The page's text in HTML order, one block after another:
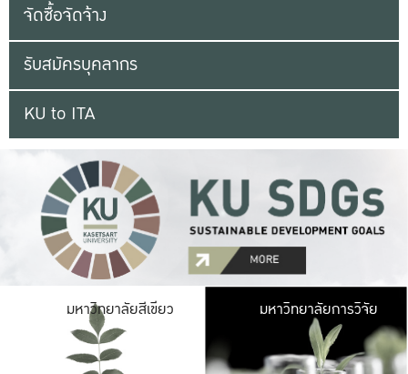
จัดซื้อจัดจ้าง
รับสมัครบุคลากร
KU to ITA
มหาวิทยาลัยสีเขียว มหาวิ
มีพื้นที่เขียวสดใส
เป็นป่าในเมือง เกษต
มหาวิทยาลัยการวิจัย